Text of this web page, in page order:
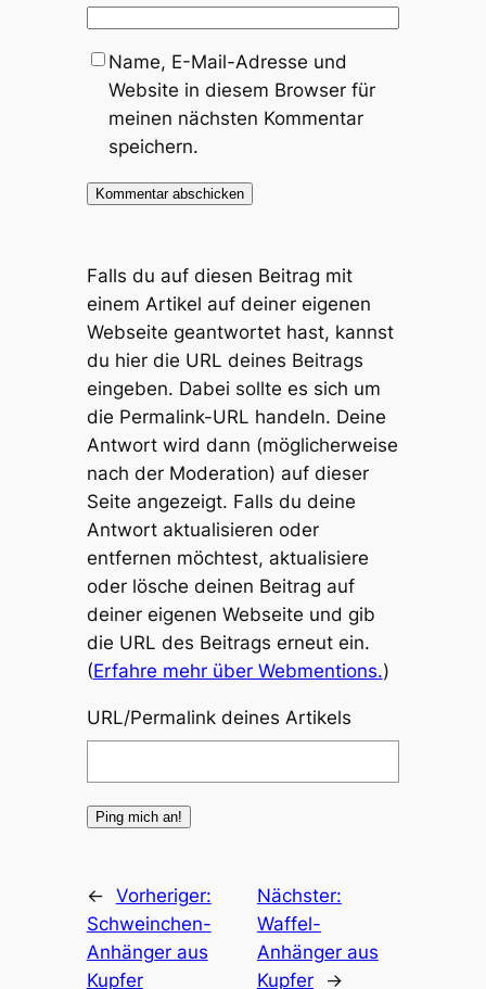
Name, E-Mail-Adresse und
Website in diesem Browser für
meinen nächsten Kommentar
speichern.
Falls du auf diesen Beitrag mit
einem Artikel auf deiner eigenen
Webseite geantwortet hast, kannst
du hier die URL deines Beitrags
eingeben. Dabei sollte es sich um
die Permalink-URL handeln. Deine
Antwort wird dann (möglicherweise
nach der Moderation) auf dieser
Seite angezeigt. Falls du deine
Antwort aktualisieren oder
entfernen möchtest, aktualisiere
oder lösche deinen Beitrag auf
deiner eigenen Webseite und gib
die URL des Beitrags erneut ein.
(Erfahre mehr über Webmentions.)
URL/Permalink deines Artikels
← Vorheriger:
Schweinchen-
Anhänger aus
Kupfer
Nächster:
Waffel-
Anhänger aus
Kupfer
→